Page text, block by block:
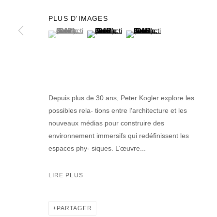
PLUS D'IMAGES
(View a larger image of thumbnail 1 )
, currently selected.
, currently selected.
, currently selected.(View a larger image of thumbnail 2 )
(View a larger image of
Depuis plus de 30 ans, Peter Kogler explore les
possibles rela- tions entre l’architecture et les
nouveaux médias pour construire des
environnement immersifs qui redéfinissent les
espaces phy- siques. L’œuvre...
LIRE PLUS
PARTAGER